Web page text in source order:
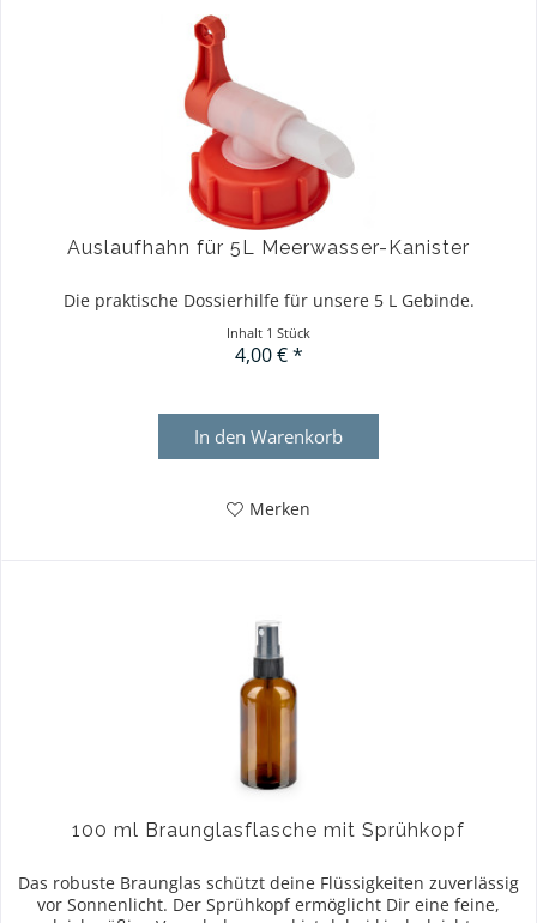
Auslaufhahn für 5L Meerwasser-Kanister
Die praktische Dossierhilfe für unsere 5 L Gebinde.
Inhalt 1 Stück
4,00 € *
In den Warenkorb
Merken
100 ml Braunglasflasche mit Sprühkopf
Das robuste Braunglas schützt deine Flüssigkeiten zuverlässig
vor Sonnenlicht. Der Sprühkopf ermöglicht Dir eine feine,